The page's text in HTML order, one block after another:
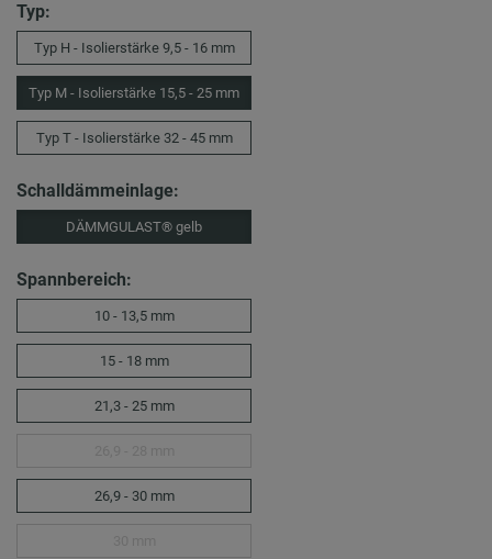
Typ:
Typ H - Isolierstärke 9,5 - 16 mm
Typ M - Isolierstärke 15,5 - 25 mm
Typ T - Isolierstärke 32 - 45 mm
Schalldämmeinlage:
DÄMMGULAST® gelb
Spannbereich:
10 - 13,5 mm
15 - 18 mm
21,3 - 25 mm
26,9 - 30 mm